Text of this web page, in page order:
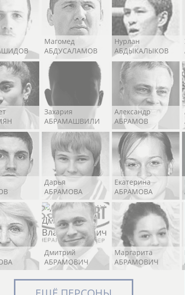
Магомед
АБДУСАЛАМОВ
Нурлан
АБДЫКАЛЫКОВ
Захария
АБРАМАШВИЛИ
Александр
АБРАМОВ
Дарья
АБРАМОВА
Екатерина
АБРАМОВА
Дмитрий
АБРАМОВИЧ
Маргарита
АБРАМОВИЧ